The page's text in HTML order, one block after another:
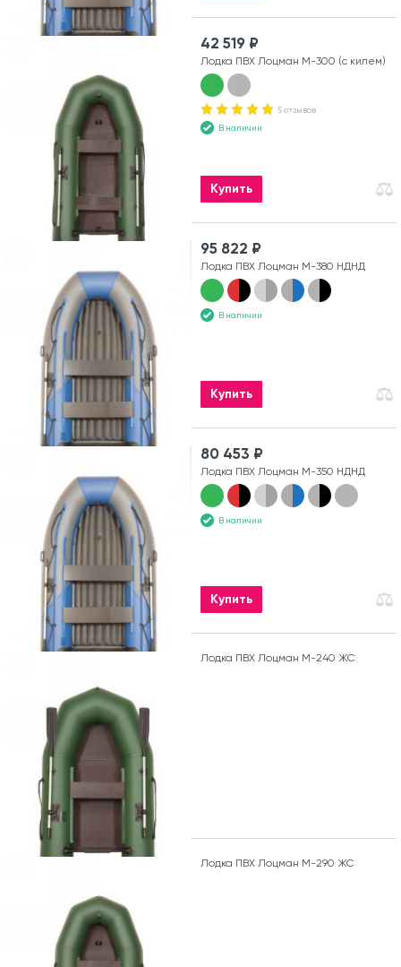
42 519 ₽
Лодка ПВХ Лоцман М-300 (с килем)
5 отзывов
В наличии
Купить
95 822 ₽
Лодка ПВХ Лоцман М-380 НДНД
В наличии
Купить
80 453 ₽
Лодка ПВХ Лоцман М-350 НДНД
В наличии
Купить
Лодка ПВХ Лоцман М-240 ЖС
Лодка ПВХ Лоцман М-290 ЖС